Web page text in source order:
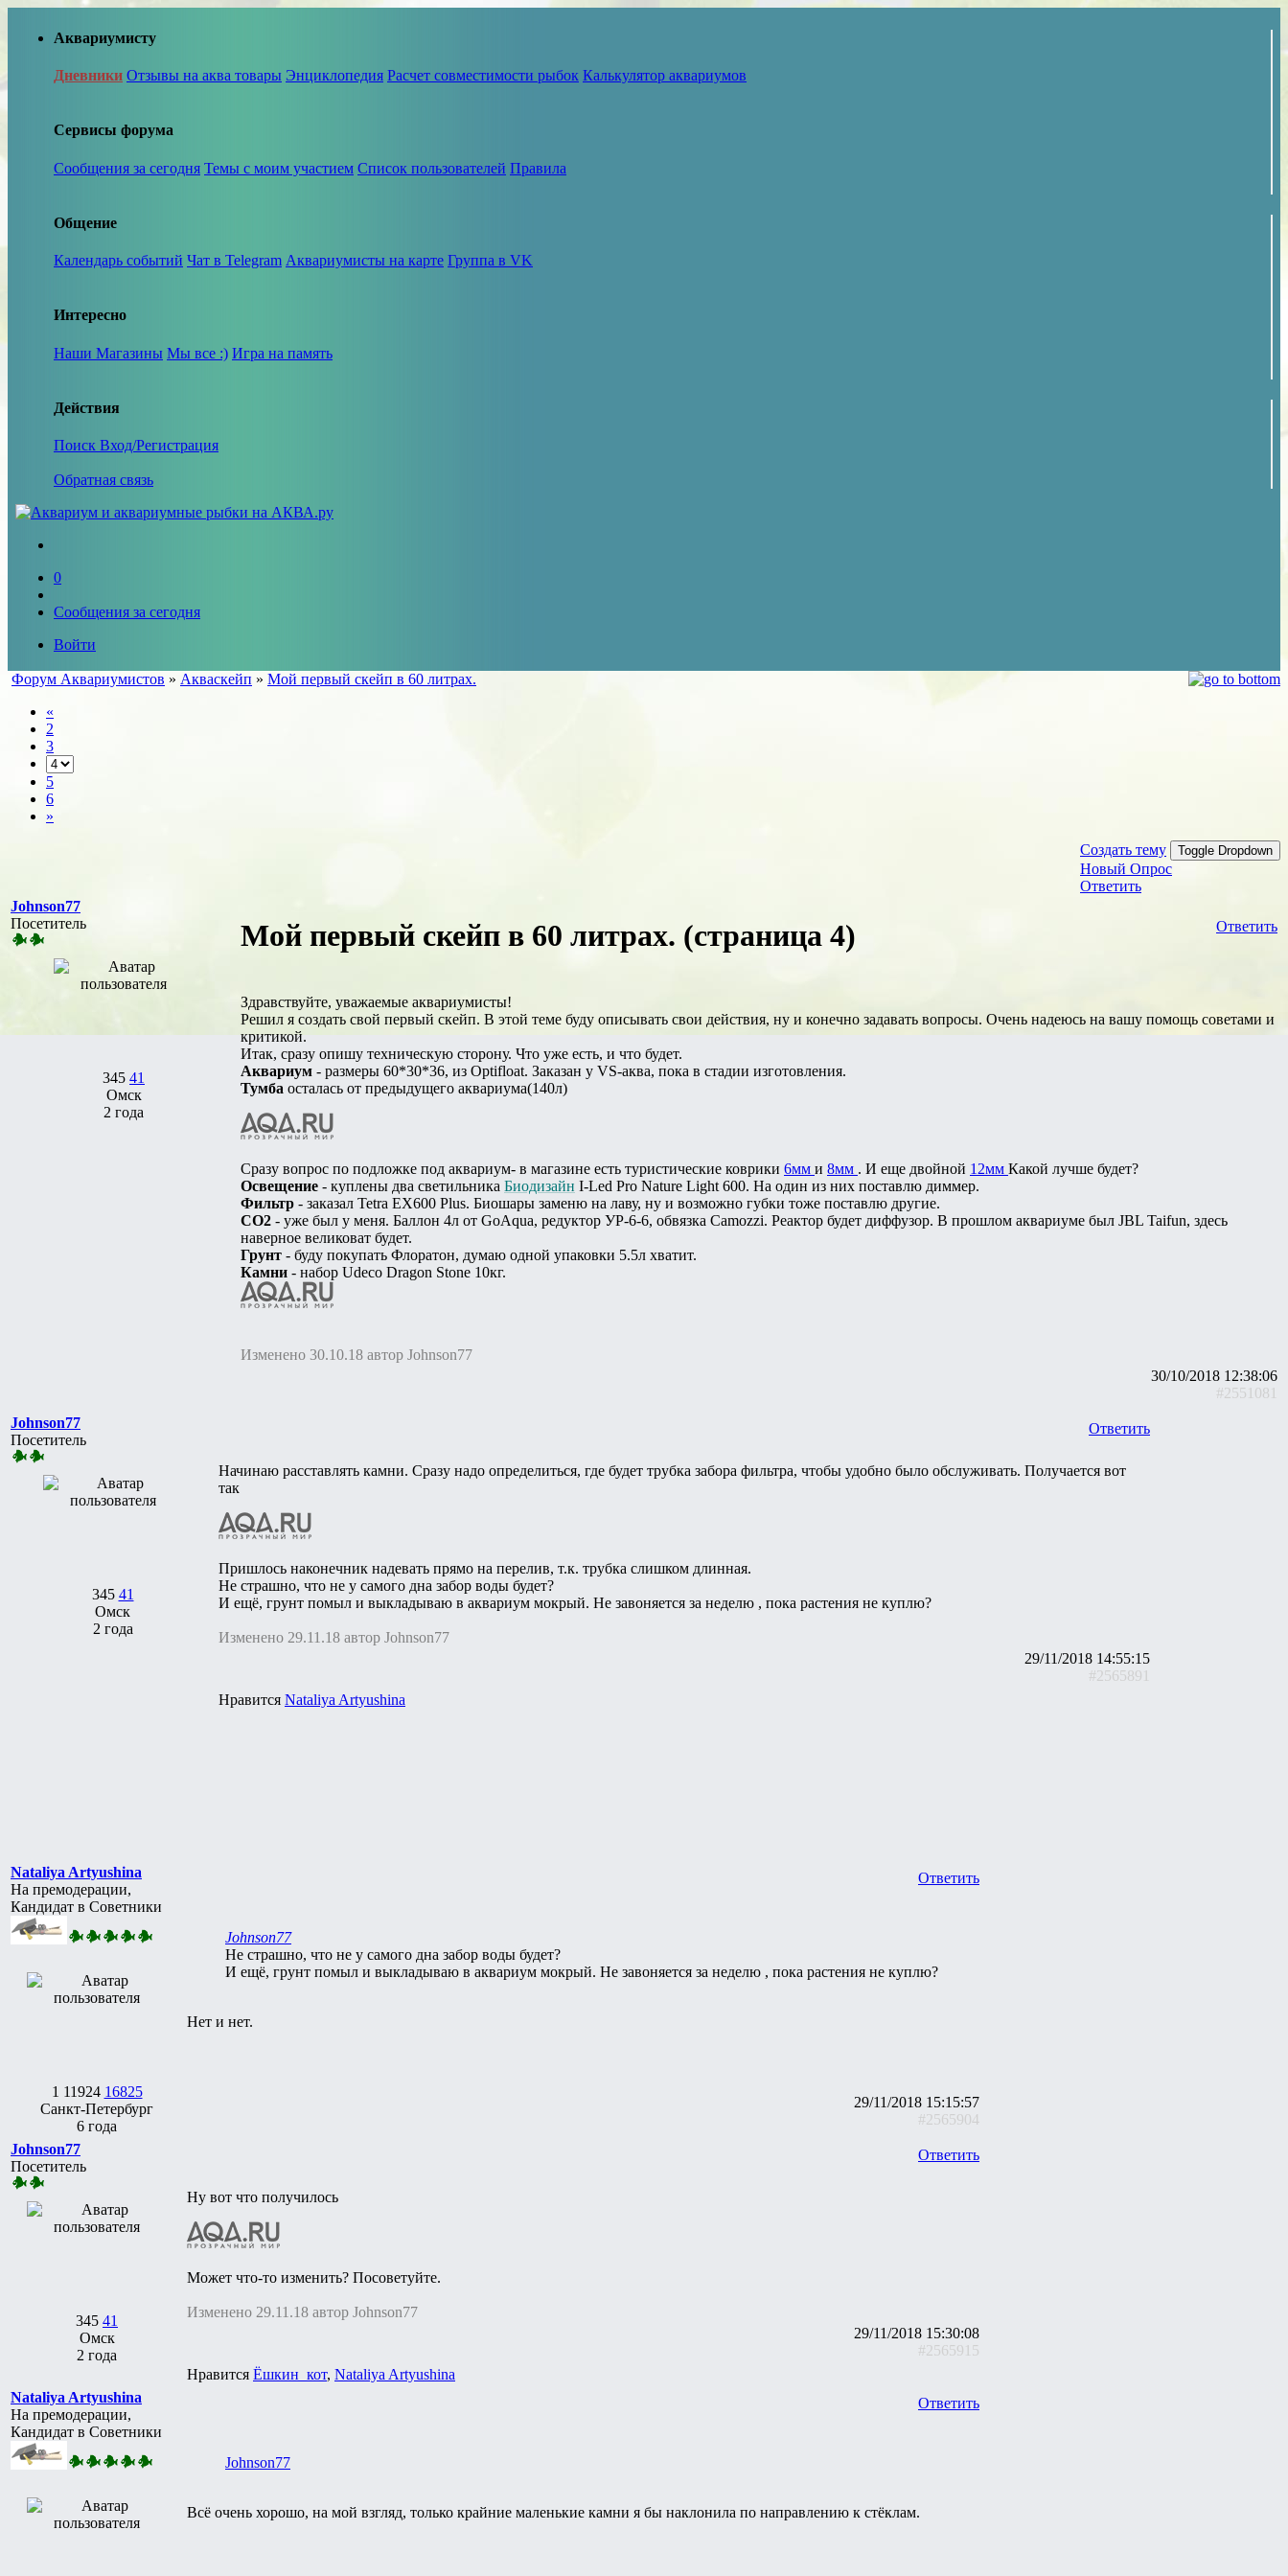
Аквариумисту
Дневники Отзывы на аква товары Энциклопедия Расчет совместимости рыбок Калькулятор аквариумов
Сервисы форума
Сообщения за сегодня Темы с моим участием Список пользователей Правила
Общение
Календарь событий Чат в Telegram Аквариумисты на карте Группа в VK
Интересно
Наши Магазины Мы все :) Игра на память
Действия
Поиск Вход/Регистрация
Обратная связь
0
Сообщения за сегодня
Войти
Форум Аквариумистов » Акваскейп » Мой первый скейп в 60 литрах.
«
2
3
5
6
»
Создать тему Toggle Dropdown
Новый Опрос
Ответить
Johnson77
Посетитель
345 41
Омск
2 года
Ответить
Мой первый скейп в 60 литрах. (страница 4)
Здравствуйте, уважаемые аквариумисты!
Решил я создать свой первый скейп. В этой теме буду описывать свои действия, ну и конечно задавать вопросы. Очень надеюсь на вашу помощь советами и
критикой.
Итак, сразу опишу техническую сторону. Что уже есть, и что будет.
Аквариум - размеры 60*30*36, из Optifloat. Заказан у VS-аква, пока в стадии изготовления.
Тумба осталась от предыдущего аквариума(140л)
Сразу вопрос по подложке под аквариум- в магазине есть туристические коврики 6мм и 8мм . И еще двойной 12мм Какой лучше будет?
Освещение - куплены два светильника Биодизайн I-Led Pro Nature Light 600. На один из них поставлю диммер.
Фильтр - заказал Tetra EX600 Plus. Биошары заменю на лаву, ну и возможно губки тоже поставлю другие.
CO2 - уже был у меня. Баллон 4л от GoAqua, редуктор УР-6-6, обвязка Camozzi. Реактор будет диффузор. В прошлом аквариуме был JBL Taifun, здесь
наверное великоват будет.
Грунт - буду покупать Флоратон, думаю одной упаковки 5.5л хватит.
Камни - набор Udeco Dragon Stone 10кг.
Изменено 30.10.18 автор Johnson77
30/10/2018 12:38:06
#2551081
Johnson77
Посетитель
345 41
Омск
2 года
Ответить
Начинаю расставлять камни. Сразу надо определиться, где будет трубка забора фильтра, чтобы удобно было обслуживать. Получается вот
так
Пришлось наконечник надевать прямо на перелив, т.к. трубка слишком длинная.
Не страшно, что не у самого дна забор воды будет?
И ещё, грунт помыл и выкладываю в аквариум мокрый. Не завоняется за неделю , пока растения не куплю?
Изменено 29.11.18 автор Johnson77
29/11/2018 14:55:15
#2565891
Нравится Nataliya Artyushina
Nataliya Artyushina
На премодерации,
Кандидат в Советники
1 11924 16825
Санкт-Петербург
6 года
Ответить
Johnson77
Не страшно, что не у самого дна забор воды будет?
И ещё, грунт помыл и выкладываю в аквариум мокрый. Не завоняется за неделю , пока растения не куплю?
Нет и нет.
29/11/2018 15:15:57
#2565904
Johnson77
Посетитель
345 41
Омск
2 года
Ответить
Ну вот что получилось
Может что-то изменить? Посоветуйте.
Изменено 29.11.18 автор Johnson77
29/11/2018 15:30:08
#2565915
Нравится Ёшкин_кот, Nataliya Artyushina
Nataliya Artyushina
На премодерации,
Кандидат в Советники
Ответить
Johnson77
Всё очень хорошо, на мой взгляд, только крайние маленькие камни я бы наклонила по направлению к стёклам.